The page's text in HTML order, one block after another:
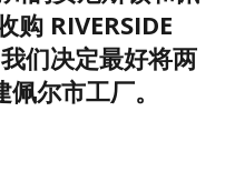
购 RIVERSIDE
们决定最好将两
尔市工厂。